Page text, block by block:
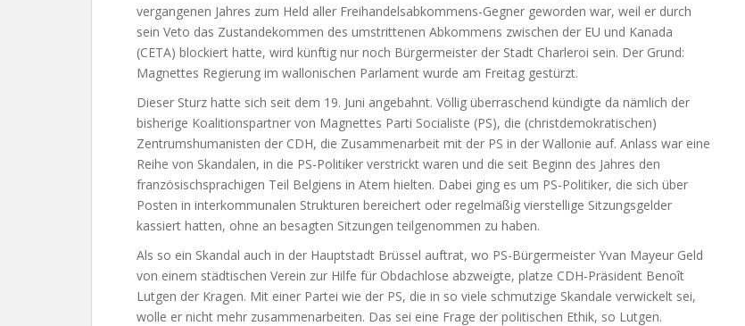
vergangenen Jahres zum Held aller Freihandelsabkommens-Gegner geworden war, weil er durch
sein Veto das Zustandekommen des umstrittenen Abkommens zwischen der EU und Kanada
(CETA) blockiert hatte, wird künftig nur noch Bürgermeister der Stadt Charleroi sein. Der Grund:
Magnettes Regierung im wallonischen Parlament wurde am Freitag gestürzt.
Dieser Sturz hatte sich seit dem 19. Juni angebahnt. Völlig überraschend kündigte da nämlich der
bisherige Koalitionspartner von Magnettes Parti Socialiste (PS), die (christdemokratischen)
Zentrumshumanisten der CDH, die Zusammenarbeit mit der PS in der Wallonie auf. Anlass war eine
Reihe von Skandalen, in die PS-Politiker verstrickt waren und die seit Beginn des Jahres den
französischsprachigen Teil Belgiens in Atem hielten. Dabei ging es um PS-Politiker, die sich über
Posten in interkommunalen Strukturen bereichert oder regelmäßig vierstellige Sitzungsgelder
kassiert hatten, ohne an besagten Sitzungen teilgenommen zu haben.
Als so ein Skandal auch in der Hauptstadt Brüssel auftrat, wo PS-Bürgermeister Yvan Mayeur Geld
von einem städtischen Verein zur Hilfe für Obdachlose abzweigte, platze CDH-Präsident Benoît
Lutgen der Kragen. Mit einer Partei wie der PS, die in so viele schmutzige Skandale verwickelt sei,
wolle er nicht mehr zusammenarbeiten. Das sei eine Frage der politischen Ethik, so Lutgen.